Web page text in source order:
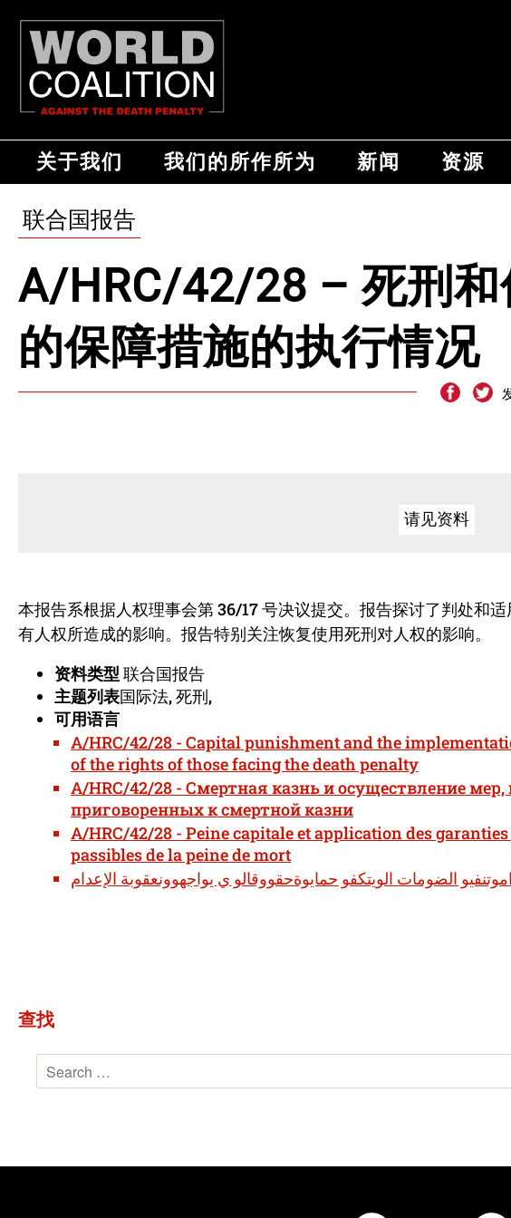
关于我们 我们的所作所为 新闻 资源
联合国报告
A/HRC/42/28 – 死刑和
的保障措施的执行情况
请见资料
本报告系根据人权理事会第 36/17 号决议提交。报告探讨了判处和
有人权所造成的影响。报告特别关注恢复使用死刑对人权的影响。
资料类型 联合国报告
主题列表国际法, 死刑,
可用语言
A/HRC/42/28 - Capital punishment and the
of the rights of those facing the death penalty
A/HRC/42/28 - Смертная казнь и осуществление
приговоренных к смертной казни
A/HRC/42/28 - Peine capitale et application des
passibles de la peine de mort
查找